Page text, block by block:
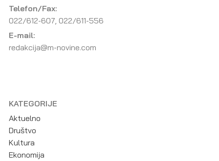
Telefon/Fax:
022/612-607, 022/611-556
E-mail:
redakcija@m-novine.com
KATEGORIJE
Aktuelno
Društvo
Kultura
Ekonomija